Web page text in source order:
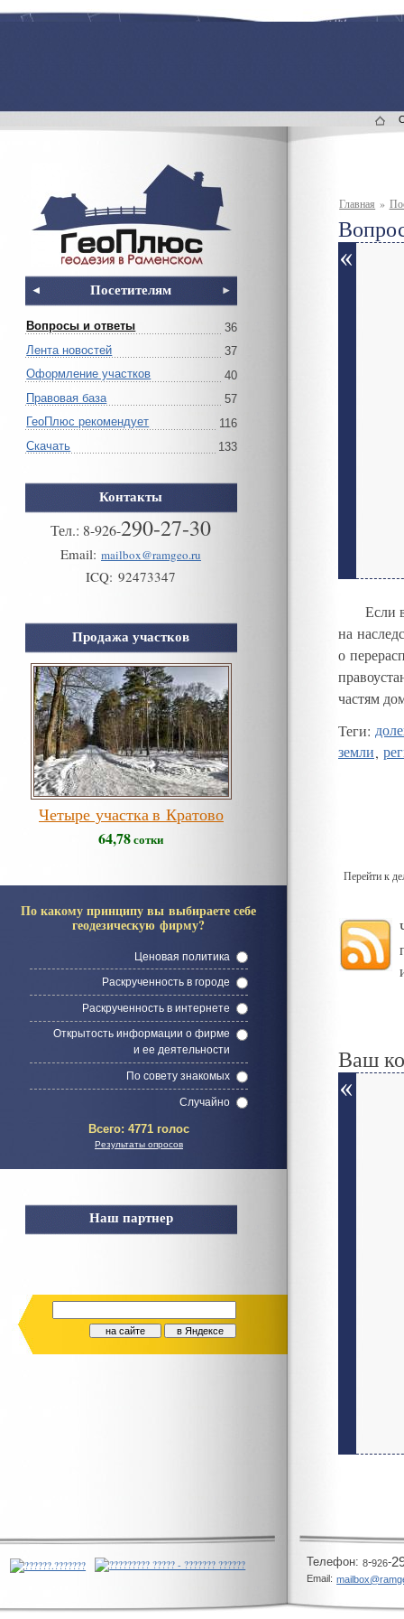
Посетителям
Вопросы и ответы
36
Лента новостей
37
Оформление участков
40
Правовая база
57
ГеоПлюс рекомендует
116
Скачать
133
Контакты
Тел.: 8-926-290-27-30
Email: mailbox@ramgeo.ru
ICQ: 92473347
Продажа участков
Четыре участка в Кратово
64,78сотки
По какому принципу вы выбираете себе
геодезическую фирму?
Ценовая политика
Раскрученность в городе
Раскрученность в интернете
Открытость информации о фирме
и ее деятельности
По совету знакомых
Случайно
Всего: 4771 голос
Результаты опросов
Наш партнер
Главная »
Если
на
о
частям
Теги:
земли,
Перейти к
Ваш
Телeфон: 8-926-
Email: